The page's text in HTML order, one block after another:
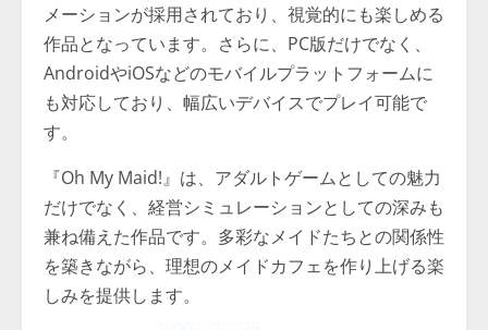
メーションが採用されており、視覚的にも楽しめる
作品となっています。さらに、PC版だけでなく、
AndroidやiOSなどのモバイルプラットフォームに
も対応しており、幅広いデバイスでプレイ可能で
す。
『Oh My Maid!』は、アダルトゲームとしての魅力
だけでなく、経営シミュレーションとしての深みも
兼ね備えた作品です。多彩なメイドたちとの関係性
を築きながら、理想のメイドカフェを作り上げる楽
しみを提供します。